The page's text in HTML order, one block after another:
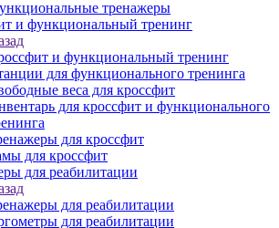
тренажеры
и функциональный тренинг
и функциональный тренинг
для функционального тренинга
веса для кроссфит
для кроссфит и функционального
для кроссфит
для кроссфит
для реабилитации
для реабилитации
для реабилитации